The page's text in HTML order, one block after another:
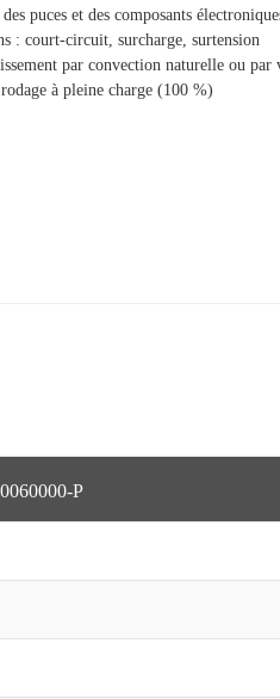
puces et des composants
: court-circuit, surcharge, surtension
par convection naturelle ou par
à pleine charge (100 %)
P